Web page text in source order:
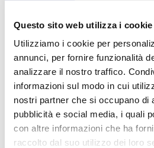
Questo sito web utilizza i cookie
Utilizziamo i cookie per
annunci, per fornire funzionalità
analizzare il nostro traffico.
informazioni sul modo in cui
nostri partner che si occupano di
pubblicità e social media, i quali
con altre informazioni che ha
raccolto dal suo utilizzo dei loro
21/06/2026
null